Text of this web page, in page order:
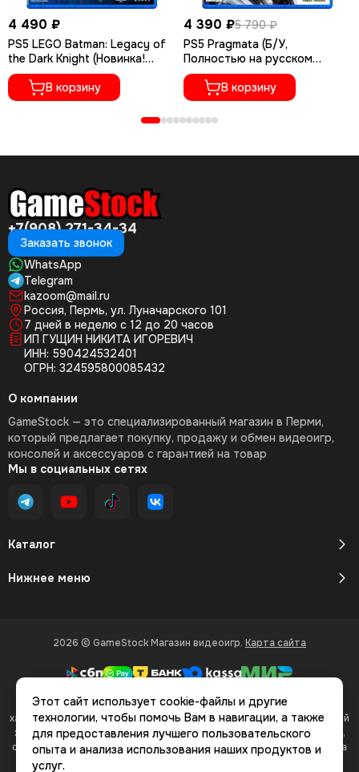
4 490 ₽
PS5 LEGO Batman: Legacy of
the Dark Knight (Новинка!
(Новый, Русские субтитры)
В корзину
4 390 ₽5 790 ₽
PS5 Pragmata (Б/У,
Полностью на русском
языке)
В корзину
+7(908) 271-34-34
Заказать звонок
WhatsApp
Telegram
kazoom@mail.ru
Россия, Пермь, ул. Луначарского 101
7 дней в неделю с 12 до 20 часов
ИП ГУЩИН НИКИТА ИГОРЕВИЧ
ИНН: 590424532401
ОГРН: 324595800085432
Каталог
Нижнее меню
О компании
GameStock — это специализированный магазин в Перми,
который предлагает покупку, продажу и обмен видеоигр,
консолей и аксессуаров с гарантией на товар
Мы в социальных сетях
2026 © GameStock Магазин видеоигр. Карта сайта
Вся представленная на сайте информация, касающаяся
характеристик, стоимости товаров и услуг, носит информационный
характер и ни при каких условиях не является публичной офертой,
определяемой положениями Статьи 437(2) Гражданского кодекса
Этот сайт использует cookie-файлы и другие
технологии, чтобы помочь Вам в навигации, а также
для предоставления лучшего пользовательского
опыта и анализа использования наших продуктов и
услуг.